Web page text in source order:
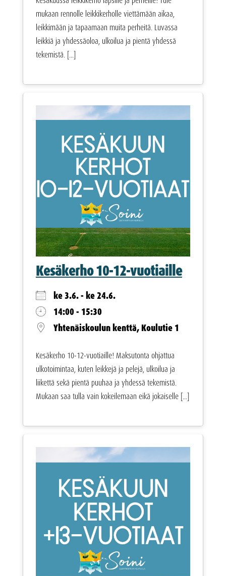
mukaan rennolle leikkikerholle viettämään aikaa,
leikkimään ja tapaamaan muita perheitä. Luvassa
leikkiä ja yhdessäoloa, ulkoilua ja pientä yhdessä
tekemistä. [...]
Kesäkerho 10-12-vuotiaille
ke 3.6. - ke 24.6.
14:00 - 15:30
Yhtenäiskoulun kenttä, Koulutie 1
Kesäkerho 10-12-vuotiaille! Maksutonta ohjattua
ulkotoimintaa, kuten leikkejä ja pelejä, ulkoilua ja
liikettä sekä pientä puuhaa ja yhdessä tekemistä.
Mukaan saa tulla vain kokeilemaan eikä jokaiselle [...]